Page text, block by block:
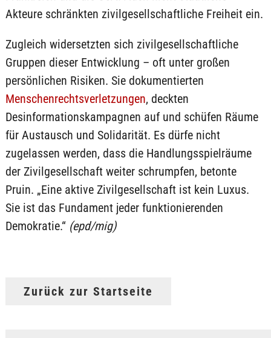
Akteure schränkten zivilgesellschaftliche Freiheit ein.
Zugleich widersetzten sich zivilgesellschaftliche
Gruppen dieser Entwicklung – oft unter großen
persönlichen Risiken. Sie dokumentierten
Menschenrechtsverletzungen, deckten
Desinformationskampagnen auf und schüfen Räume
für Austausch und Solidarität. Es dürfe nicht
zugelassen werden, dass die Handlungsspielräume
der Zivilgesellschaft weiter schrumpfen, betonte
Pruin. „Eine aktive Zivilgesellschaft ist kein Luxus.
Sie ist das Fundament jeder funktionierenden
Demokratie.“ (epd/mig)
Zurück zur Startseite